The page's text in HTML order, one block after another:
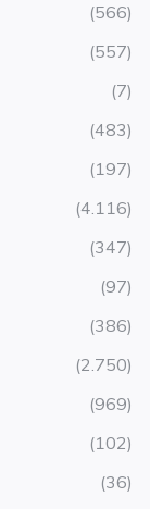
(566)
(557)
(7)
(483)
(197)
(4.116)
(347)
(97)
(386)
(2.750)
(969)
(102)
(36)